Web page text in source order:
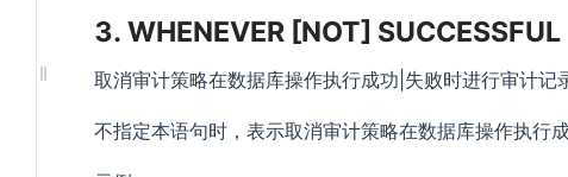
3. WHENEVER [NOT] SUCCESSFUL
取消审计策略在数据库操作执行成功|失败时进行审计记
不指定本语句时，表示取消审计策略在数据库操作执行